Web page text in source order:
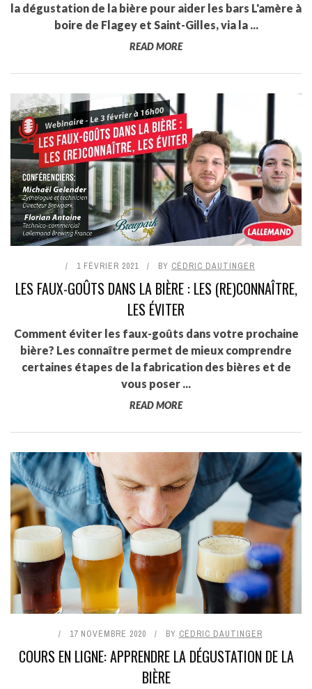
la dégustation de la bière pour aider les bars L'amère à
boire de Flagey et Saint-Gilles, via la ...
READ MORE
1 FÉVRIER 2021 BY CÉDRIC DAUTINGER
LES FAUX-GOÛTS DANS LA BIÈRE : LES (RE)CONNAÎTRE,
LES ÉVITER
Comment éviter les faux-goûts dans votre prochaine
bière? Les connaître permet de mieux comprendre
certaines étapes de la fabrication des bières et de
vous poser ...
READ MORE
17 NOVEMBRE 2020 BY CÉDRIC DAUTINGER
COURS EN LIGNE: APPRENDRE LA DÉGUSTATION DE LA
BIÈRE